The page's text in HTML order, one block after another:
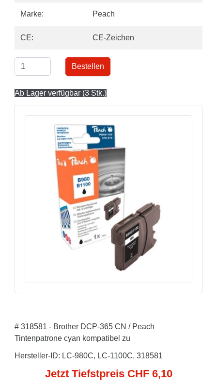
Marke: Peach
CE: CE-Zeichen
Bestellen
Ab Lager verfügbar (3 Stk.)
# 318581 - Brother DCP-365 CN / Peach
Tintenpatrone cyan kompatibel zu
Hersteller-ID: LC-980C, LC-1100C, 318581
Jetzt Tiefstpreis CHF 6,10